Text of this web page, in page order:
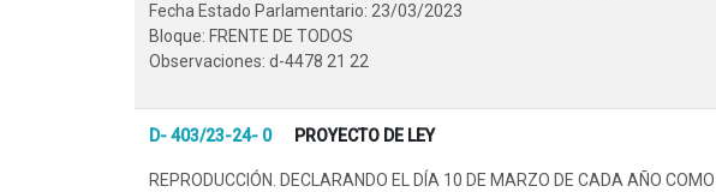
Fecha Estado Parlamentario: 23/03/2023
Bloque: FRENTE DE TODOS
Observaciones: d-4478 21 22
D- 403/23-24- 0 PROYECTO DE LEY
REPRODUCCIÓN. DECLARANDO EL DÍA 10 DE MARZO DE CADA AÑO